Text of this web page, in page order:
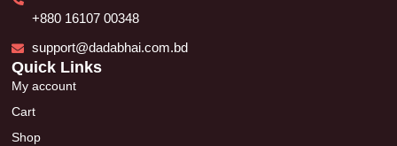
+880 16107 00348
support@dadabhai.com.bd
Quick Links
My account
Cart
Shop